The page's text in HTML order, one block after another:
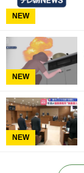
NEW
NEW
NEW